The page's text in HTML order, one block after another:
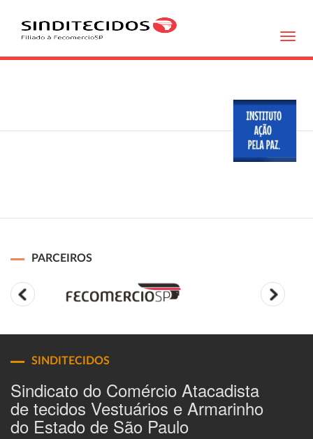
PARCEIROS
SINDITECIDOS
Sindicato do Comércio Atacadista
de tecidos Vestuários e Armarinho
do Estado de São Paulo